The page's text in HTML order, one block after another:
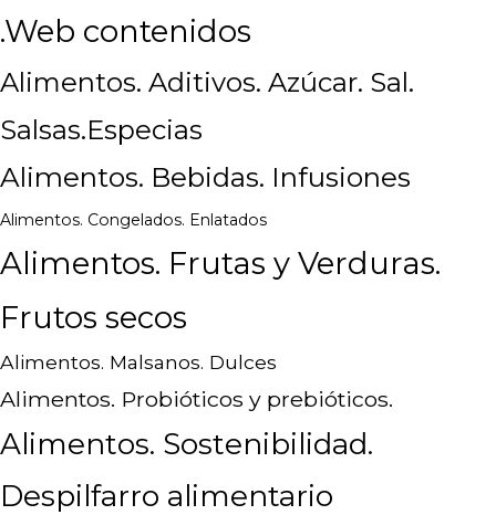
.Web contenidos
Alimentos. Aditivos. Azúcar. Sal.
Salsas.Especias
Alimentos. Bebidas. Infusiones
Alimentos. Congelados. Enlatados
Alimentos. Frutas y Verduras.
Frutos secos
Alimentos. Malsanos. Dulces
Alimentos. Probióticos y prebióticos.
Alimentos. Sostenibilidad.
Despilfarro alimentario